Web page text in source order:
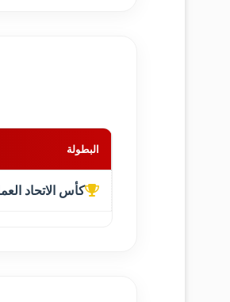
البطولة
كأس الاتحاد